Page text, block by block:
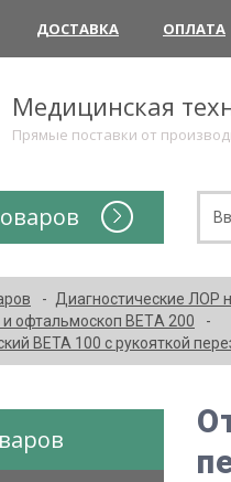
ДОСТАВКА ОПЛАТА
Медицинская
Прямые поставки от
Диагностические ЛОР
офтальмоскоп ВЕТA 200
BETA 100 с рукояткой